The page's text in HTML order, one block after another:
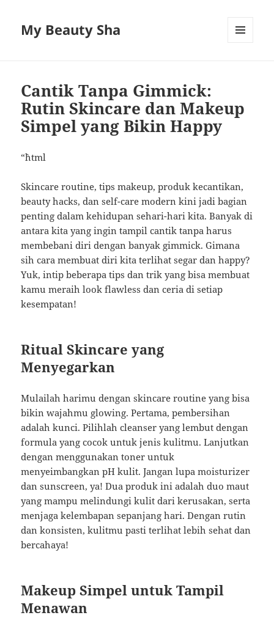
My Beauty Sha
Cantik Tanpa Gimmick:
Rutin Skincare dan Makeup
Simpel yang Bikin Happy
“`html
Skincare routine, tips makeup, produk kecantikan,
beauty hacks, dan self-care modern kini jadi bagian
penting dalam kehidupan sehari-hari kita. Banyak di
antara kita yang ingin tampil cantik tanpa harus
membebani diri dengan banyak gimmick. Gimana
sih cara membuat diri kita terlihat segar dan happy?
Yuk, intip beberapa tips dan trik yang bisa membuat
kamu meraih look flawless dan ceria di setiap
kesempatan!
Ritual Skincare yang
Menyegarkan
Mulailah harimu dengan skincare routine yang bisa
bikin wajahmu glowing. Pertama, pembersihan
adalah kunci. Pilihlah cleanser yang lembut dengan
formula yang cocok untuk jenis kulitmu. Lanjutkan
dengan menggunakan toner untuk
menyeimbangkan pH kulit. Jangan lupa moisturizer
dan sunscreen, ya! Dua produk ini adalah duo maut
yang mampu melindungi kulit dari kerusakan, serta
menjaga kelembapan sepanjang hari. Dengan rutin
dan konsisten, kulitmu pasti terlihat lebih sehat dan
bercahaya!
Makeup Simpel untuk Tampil
Menawan